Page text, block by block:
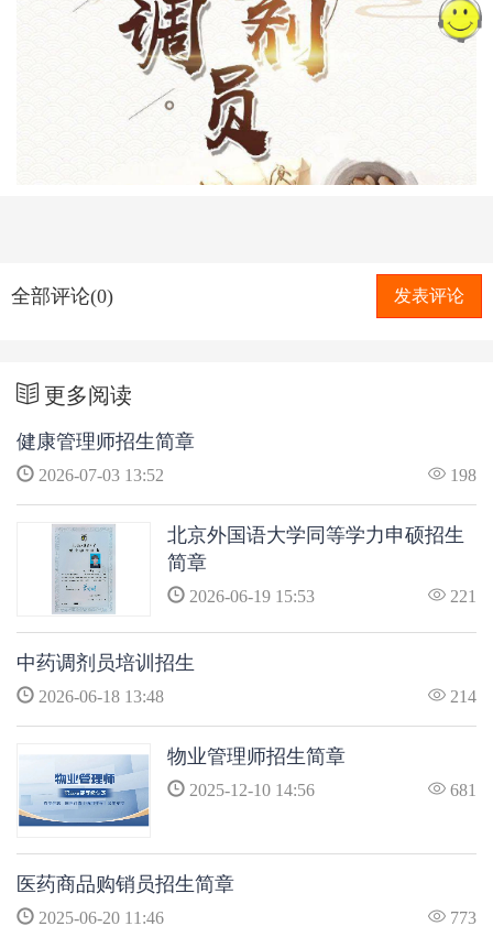
全部评论(0) 发表评论
更多阅读
健康管理师招生简章
2026-07-03 13:52 198
北京外国语大学同等学力申硕招生
简章
2026-06-19 15:53 221
中药调剂员培训招生
2026-06-18 13:48 214
物业管理师招生简章
2025-12-10 14:56 681
医药商品购销员招生简章
2025-06-20 11:46 773